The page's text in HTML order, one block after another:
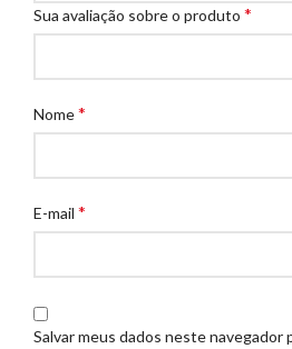
Sua avaliação sobre o produto *
Nome*
E-mail *
Salvar meus dados neste navegador